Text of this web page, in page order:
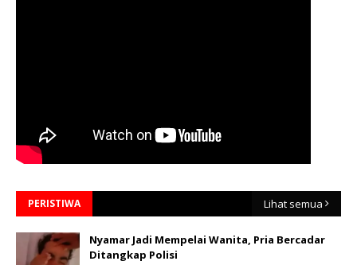
PERISTIWA Lihat semua
Nyamar Jadi Mempelai Wanita, Pria Bercadar
Ditangkap Polisi